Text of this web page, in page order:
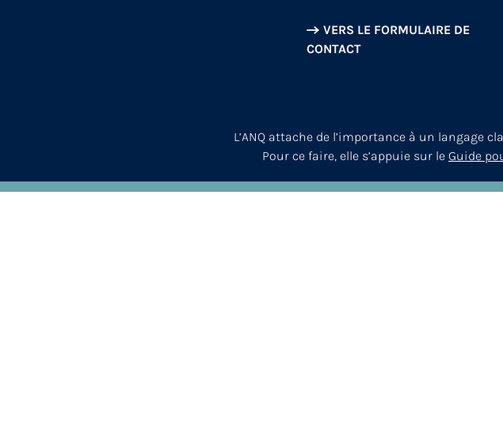
VERS LE FORMULAIRE DE
CONTACT
L’ANQ attache de l’importance à un langage
Pour ce faire, elle s’appuie sur le Guide